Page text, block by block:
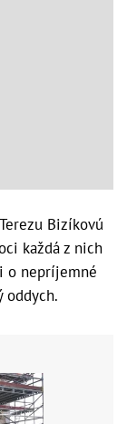
Bizíkovú
každá z nich
o nepríjemné
oddych.